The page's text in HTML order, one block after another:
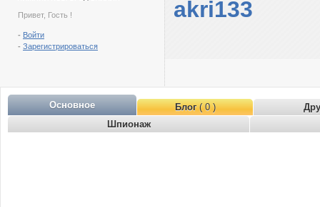
Привет, Гость !
- Войти
- Зарегистрироваться
akri133
Основное Блог( 0 )
Шпионаж